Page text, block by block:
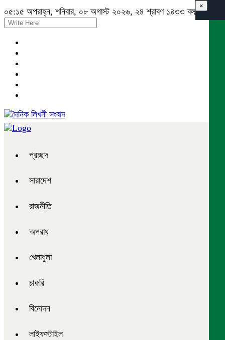
০৫:১৫ অপরাহ্ন, শনিবার, ০৮ অগাস্ট ২০২৬, ২৪ শ্রাবণ ১৪৩৩ বঙ্গাব্দ
প্রচ্ছদ
সারাদেশ
রাজনীতি
অপরাধ
খেলাধুলা
চাকরি
বিনোদন
লাইফস্টাইল
×